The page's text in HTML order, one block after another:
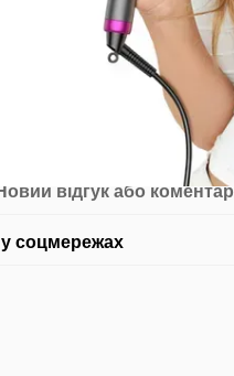
відгук або коментар
соцмережах